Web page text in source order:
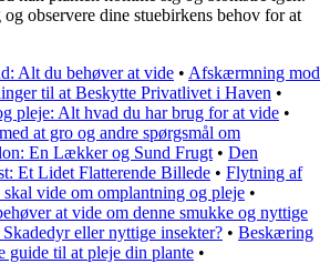
observere dine stuebirkens behov for at
Alt du behøver at vide • Afskærmning mod
til at Beskytte Privatlivet i Haven •
pleje: Alt hvad du har brug for at vide •
at gro og andre spørgsmål om
En Lækker og Sund Frugt • Den
Et Lidet Flatterende Billede • Flytning af
vide om omplantning og pleje •
at vide om denne smukke og nyttige
eller nyttige insekter? • Beskæring
guide til at pleje din plante •